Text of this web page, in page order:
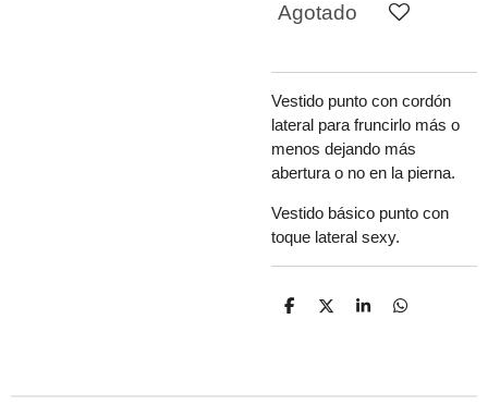
Agotado
Vestido punto con cordón
lateral para fruncirlo más o
menos dejando más
abertura o no en la pierna.
Vestido básico punto con
toque lateral sexy.
C
r
C
r
C
r
C
r